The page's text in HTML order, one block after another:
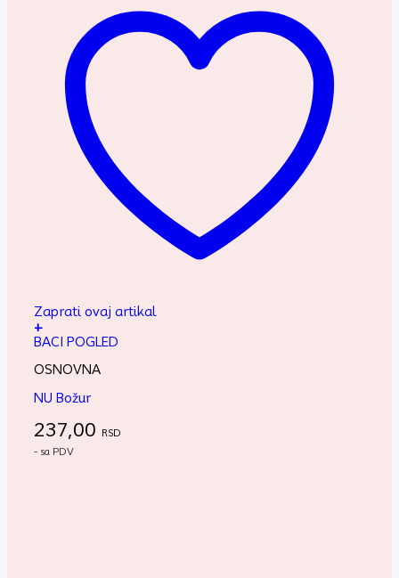
Zaprati ovaj artikal
+
BACI POGLED
OSNOVNA
NU Božur
237,00 RSD
- sa PDV